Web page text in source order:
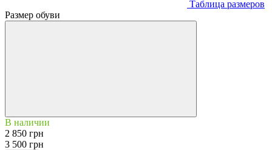
Таблица размеров
Размер обуви
В наличии
2 850 грн
3 500 грн